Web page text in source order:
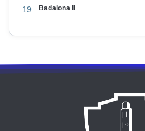
19 Badalona II